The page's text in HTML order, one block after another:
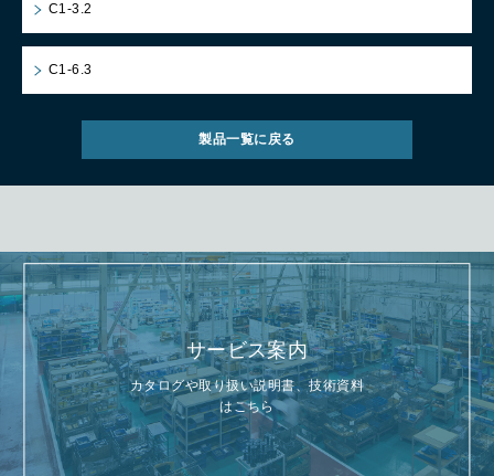
C1-3.2
C1-6.3
製品一覧に戻る
サービス案内
カタログや取り扱い説明書、技術資料
はこちら